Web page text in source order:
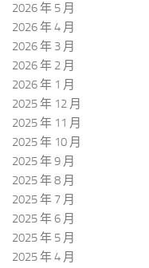
2026 年 5 月
2026 年 4 月
2026 年 3 月
2026 年 2 月
2026 年 1 月
2025 年 12 月
2025 年 11 月
2025 年 10 月
2025 年 9 月
2025 年 8 月
2025 年 7 月
2025 年 6 月
2025 年 5 月
2025 年 4 月